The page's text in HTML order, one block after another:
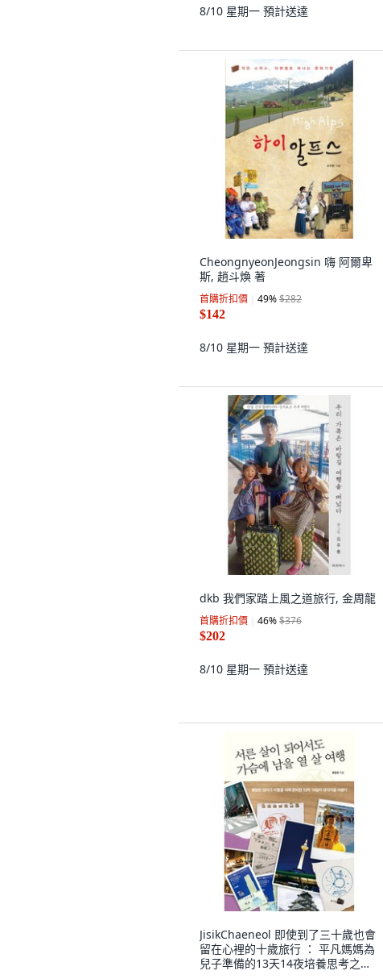
8/10 星期一 預計送達
CheongnyeonJeongsin 嗨 阿爾卑
斯, 趙斗煥 著
首購折扣價 49%$282
$142
8/10 星期一 預計送達
dkb 我們家踏上風之道旅行, 金周龍
首購折扣價 46%$376
$202
8/10 星期一 預計送達
JisikChaeneol 即使到了三十歲也會
留在心裡的十歲旅行 ： 平凡媽媽為
兒子準備的13天14夜培養思考之旅,